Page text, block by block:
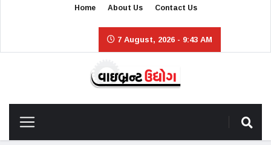
Home About Us Contact Us
7 August, 2026 - 9:43 AM